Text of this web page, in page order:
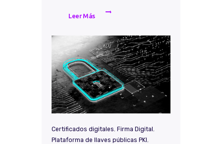
Leer Más
Certificados digitales, Firma Digital ,
Plataforma de llaves públicas PKI ,